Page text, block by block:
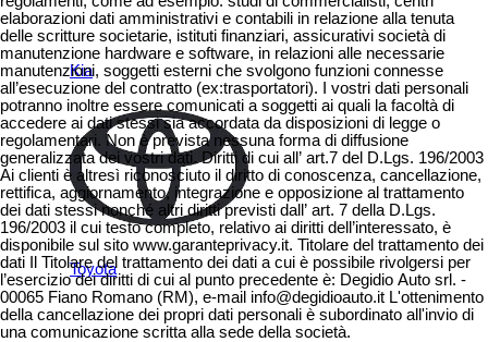
Kia
Toyota
elaborazioni dati amministrativi e contabili in relazione alla tenuta
delle scritture societarie, istituti finanziari, assicurativi società di
manutenzione hardware e software, in relazioni alle necessarie
manutenzioni, soggetti esterni che svolgono funzioni connesse
all’esecuzione del contratto (ex:trasportatori). I vostri dati personali
potranno inoltre essere comunicati a soggetti ai quali la facoltà di
accedere ai dati stessi sia accordata da disposizioni di legge o
regolamentari. Non è prevista nessuna forma di diffusione
generalizzata dei vostri dati. Diritti di cui all’ art.7 del D.Lgs. 196/2003
Ai clienti è altresì riconosciuto il diritto di conoscenza, cancellazione,
rettifica, aggiornamento, integrazione e opposizione al trattamento
dei dati stessi nonché altri diritti previsti dall’ art. 7 della D.Lgs.
196/2003 il cui testo completo, relativo ai diritti dell’interessato, è
disponibile sul sito www.garanteprivacy.it. Titolare del trattamento dei
dati Il Titolare del trattamento dei dati a cui è possibile rivolgersi per
l’esercizio dei diritti di cui al punto precedente è: Degidio Auto srl. -
00065 Fiano Romano (RM), e-mail info@degidioauto.it L'ottenimento
della cancellazione dei propri dati personali è subordinato all'invio di
una comunicazione scritta alla sede della società.